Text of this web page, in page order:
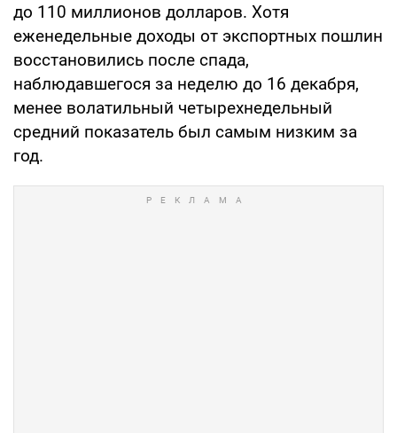
до 110 миллионов долларов. Хотя
еженедельные доходы от экспортных пошлин
восстановились после спада,
наблюдавшегося за неделю до 16 декабря,
менее волатильный четырехнедельный
средний показатель был самым низким за
год.